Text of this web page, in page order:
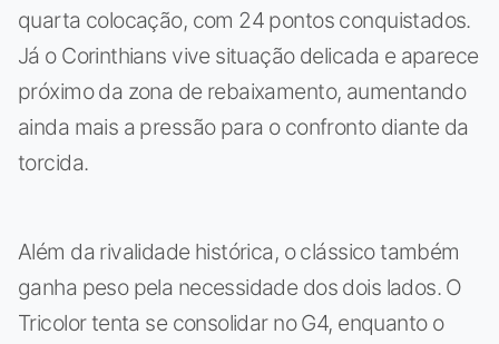
quarta colocação, com 24 pontos conquistados.
Já o Corinthians vive situação delicada e aparece
próximo da zona de rebaixamento, aumentando
ainda mais a pressão para o confronto diante da
torcida.
Além da rivalidade histórica, o clássico também
ganha peso pela necessidade dos dois lados. O
Tricolor tenta se consolidar no G4, enquanto o